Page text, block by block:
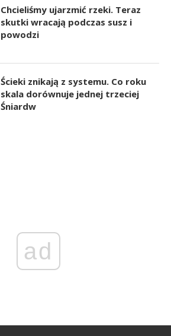
Chcieliśmy ujarzmić rzeki. Teraz
skutki wracają podczas susz i
powodzi
Ścieki znikają z systemu. Co roku
skala dorównuje jednej trzeciej
Śniardw
ad